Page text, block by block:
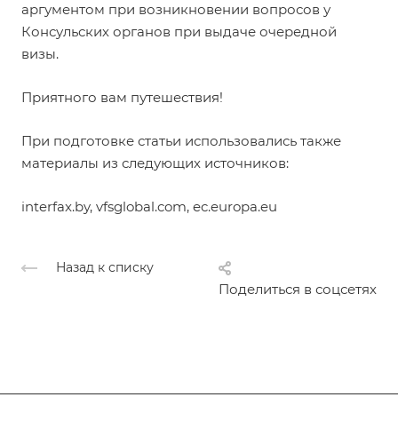
аргументом при возникновении вопросов у
Консульских органов при выдаче очередной
визы.
Приятного вам путешествия!
При подготовке статьи использовались также
материалы из следующих источников:
interfax.by, vfsglobal.com, ec.europa.eu
Назад к списку
Поделиться в соцсетях